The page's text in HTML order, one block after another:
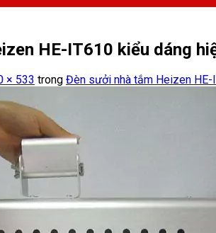
HE-IT610 kiểu dáng
× 533 trong Đèn sưởi nhà tắm Heizen